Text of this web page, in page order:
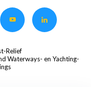
Relief
Waterways- en Yachting-